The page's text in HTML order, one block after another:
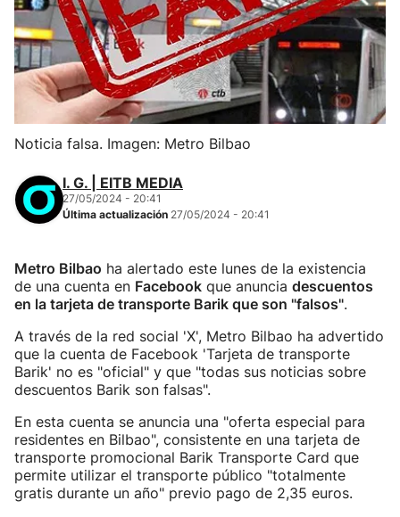
Noticia falsa. Imagen: Metro Bilbao
I. G. | EITB MEDIA
27/05/2024 - 20:41
Última actualización 27/05/2024 - 20:41
Metro Bilbao ha alertado este lunes de la existencia
de una cuenta en Facebook que anuncia descuentos
en la tarjeta de transporte Barik que son "falsos".
A través de la red social 'X', Metro Bilbao ha advertido
que la cuenta de Facebook 'Tarjeta de transporte
Barik' no es "oficial" y que "todas sus noticias sobre
descuentos Barik son falsas".
En esta cuenta se anuncia una "oferta especial para
residentes en Bilbao", consistente en una tarjeta de
transporte promocional Barik Transporte Card que
permite utilizar el transporte público "totalmente
gratis durante un año" previo pago de 2,35 euros.